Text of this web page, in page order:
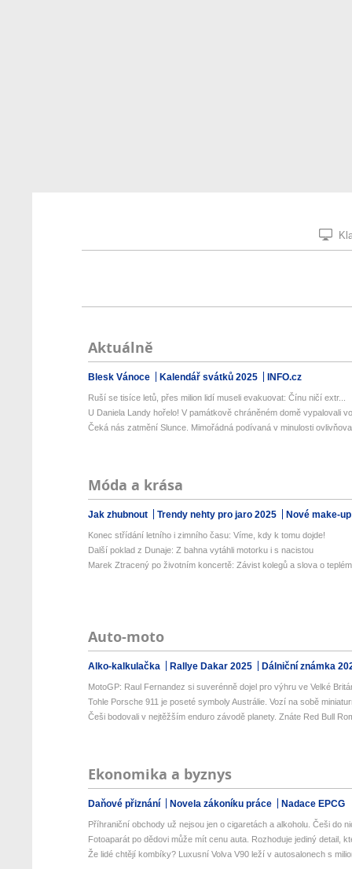
Aktuálně
Blesk Vánoce Kalendář svátků 2025 INFO.cz
Ruší se tisíce letů, přes milion lidí museli evakuovat: Čínu ničí extr...
U Daniela Landy hořelo! V památkově chráněném domě vypalovali
Čeká nás zatmění Slunce. Mimořádná podívaná v minulosti
Móda a krása
Jak zhubnout Trendy nehty pro jaro 2025 Nové make-
Konec střídání letního i zimního času: Víme, kdy k tomu dojde!
Další poklad z Dunaje: Z bahna vytáhli motorku i s nacistou
Marek Ztracený po životním koncertě: Závist kolegů a slova o
Auto-moto
Alko-kalkulačka Rallye Dakar 2025 Dálniční známka
MotoGP: Raul Fernandez si suverénně dojel pro výhru ve Velké
Tohle Porsche 911 je poseté symboly Austrálie. Vozí na sobě
Češi bodovali v nejtěžším enduro závodě planety. Znáte Red Bull
Ekonomika a byznys
Daňové přiznání Novela zákoníku práce Nadace EPCG
Příhraniční obchody už nejsou jen o cigaretách a alkoholu. Češi do
Fotoaparát po dědovi může mít cenu auta. Rozhoduje jediný detail,
Že lidé chtějí kombíky? Luxusní Volva V90 leží v autosalonech s